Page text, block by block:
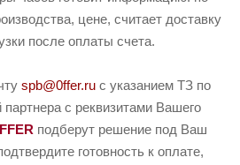
цене, считает доставку
после оплаты счета.
spb@0ffer.ru с указанием ТЗ по
партнера с реквизитами Вашего
подберут решение под Ваш
готовность к оплате,